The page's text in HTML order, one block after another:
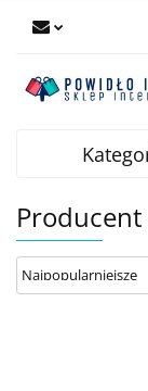
Producent